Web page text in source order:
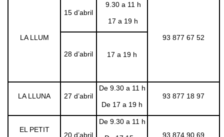
LA LLUM
15 d’abril
9.30 a 11 h
17 a 19 h
93 877 67 52
28 d’abril 17 a 19 h
LA LLUNA 27 d’abril
De 9.30 a 11 h
De 17 a 19 h
93 877 18 97
EL PETIT
20 d’abril
De 9.30 a 11 h
93 874 90 69